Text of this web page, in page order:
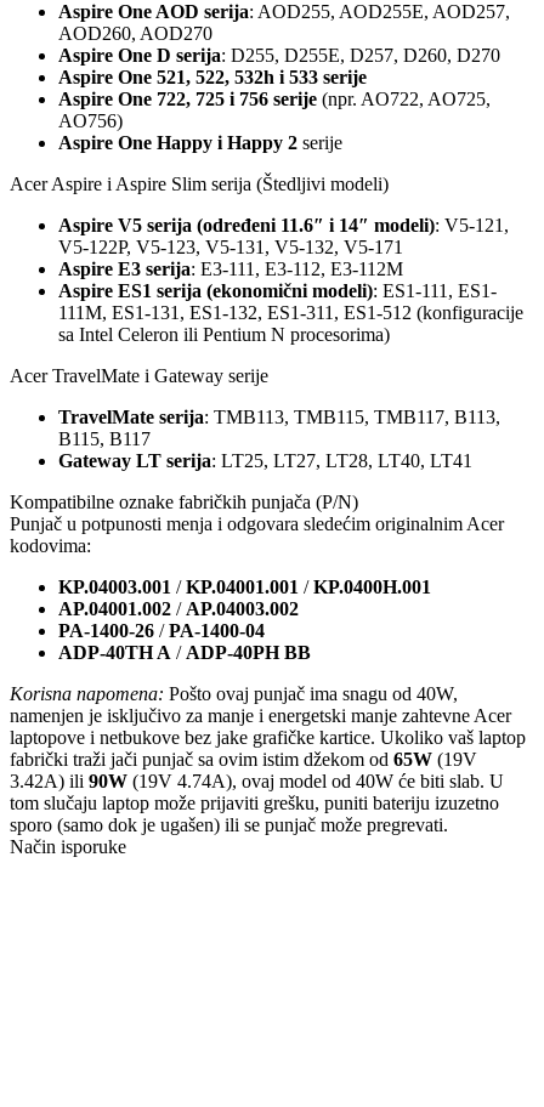
Aspire One AOD serija: AOD255, AOD255E, AOD257,
AOD260, AOD270
Aspire One D serija: D255, D255E, D257, D260, D270
Aspire One 521, 522, 532h i 533 serije
Aspire One 722, 725 i 756 serije (npr. AO722, AO725,
AO756)
Aspire One Happy i Happy 2 serije
Acer Aspire i Aspire Slim serija (Štedljivi modeli)
Aspire V5 serija (određeni 11.6″ i 14″ modeli): V5-121,
V5-122P, V5-123, V5-131, V5-132, V5-171
Aspire E3 serija: E3-111, E3-112, E3-112M
Aspire ES1 serija (ekonomični modeli): ES1-111, ES1-
111M, ES1-131, ES1-132, ES1-311, ES1-512 (konfiguracije
sa Intel Celeron ili Pentium N procesorima)
Acer TravelMate i Gateway serije
TravelMate serija: TMB113, TMB115, TMB117, B113,
B115, B117
Gateway LT serija: LT25, LT27, LT28, LT40, LT41
Kompatibilne oznake fabričkih punjača (P/N)
Punjač u potpunosti menja i odgovara sledećim originalnim Acer
kodovima:
KP.04003.001 /KP.04001.001 /KP.0400H.001
AP.04001.002 / AP.04003.002
PA-1400-26 /PA-1400-04
ADP-40TH A / ADP-40PH BB
Korisna napomena: Pošto ovaj punjač ima snagu od 40W,
namenjen je isključivo za manje i energetski manje zahtevne Acer
laptopove i netbukove bez jake grafičke kartice. Ukoliko vaš laptop
fabrički traži jači punjač sa ovim istim džekom od 65W (19V
3.42A) ili 90W (19V 4.74A), ovaj model od 40W će biti slab. U
tom slučaju laptop može prijaviti grešku, puniti bateriju izuzetno
sporo (samo dok je ugašen) ili se punjač može pregrevati.
Način isporuke